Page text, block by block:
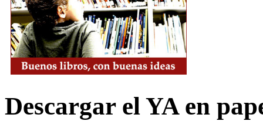
Descargar el YA en